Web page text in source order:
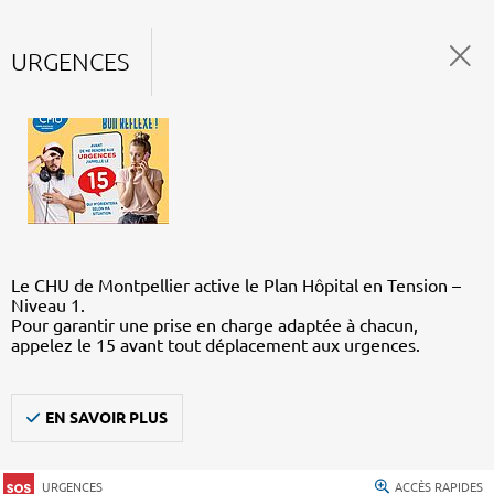
URGENCES
Le CHU de Montpellier active le Plan Hôpital en Tension –
Niveau 1.
Pour garantir une prise en charge adaptée à chacun,
appelez le 15 avant tout déplacement aux urgences.
EN SAVOIR PLUS
URGENCES ACCÈS RAPIDES